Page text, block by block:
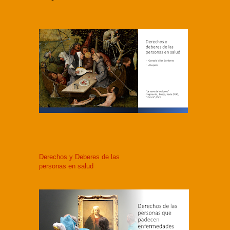
Derechos y Deberes de las
personas en salud